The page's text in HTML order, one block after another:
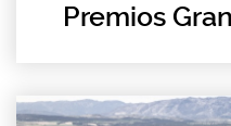
Premios